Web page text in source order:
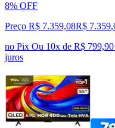
8% OFF
Preço R$ 7.359,08R$ 7.359,
no Pix Ou 10x de R$
juros